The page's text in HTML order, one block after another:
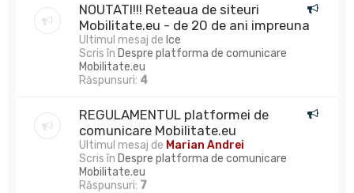
NOUTATI!!! Reteaua de siteuri
Mobilitate.eu - de 20 de ani impreuna
Ultimul mesaj de Ice
Scris în Despre platforma de comunicare
Mobilitate.eu
Răspunsuri: 4
REGULAMENTUL platformei de
comunicare Mobilitate.eu
Ultimul mesaj de Marian Andrei
Scris în Despre platforma de comunicare
Mobilitate.eu
Răspunsuri: 7